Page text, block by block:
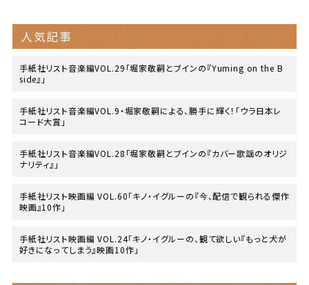
人気記事
手紙社リスト音楽編VOL.29「堀家敬嗣とブインの『Yuming on the B
side』」
手紙社リスト音楽編VOL.9・堀家敬嗣による、勝手に輝く！「ウラ日本レ
コード大賞」
手紙社リスト音楽編VOL.28「堀家敬嗣とブインの『カバー歌謡のオリジ
ナリティ』」
手紙社リスト映画編 VOL.60「キノ・イグルーの『今、配信で観られる傑作
映画』10作」
手紙社リスト映画編 VOL.24「キノ・イグルーの、観て欲しい『もっと犬が
好きになってしまう』映画10作」